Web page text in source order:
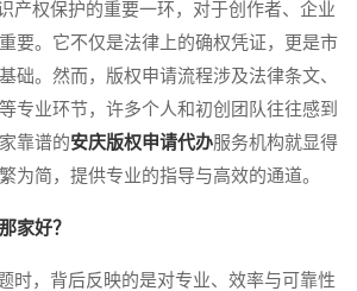
权保护的重要一环，对于创作者、企业
要。它不仅是法律上的确权凭证，更是市
础。然而，版权申请流程涉及法律条文、
专业环节，许多个人和初创团队往往感到
靠谱的安庆版权申请代办服务机构就显得
为简，提供专业的指导与高效的通道。
家好？
，背后反映的是对专业、效率与可靠性